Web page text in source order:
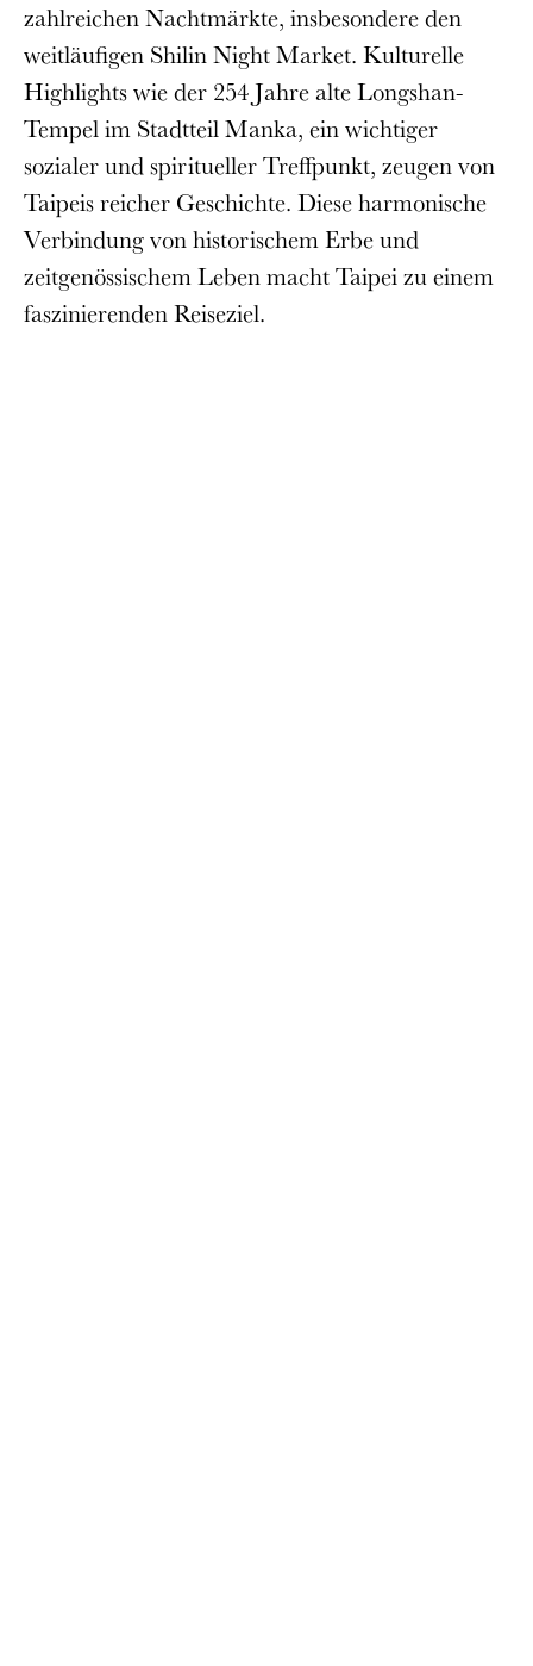
zahlreichen Nachtmärkte, insbesondere den
weitläufigen Shilin Night Market. Kulturelle
Highlights wie der 254 Jahre alte Longshan-
Tempel im Stadtteil Manka, ein wichtiger
sozialer und spiritueller Treffpunkt, zeugen von
Taipeis reicher Geschichte. Diese harmonische
Verbindung von historischem Erbe und
zeitgenössischem Leben macht Taipei zu einem
faszinierenden Reiseziel.